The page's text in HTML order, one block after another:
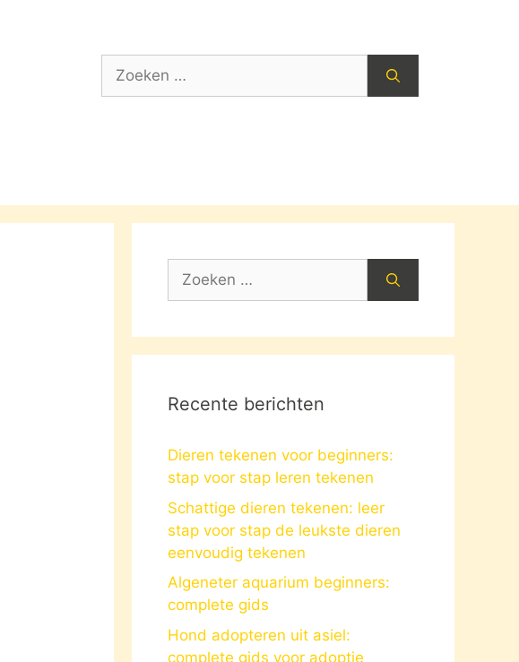
Zoek
Zoek
Recente berichten
Dieren tekenen voor beginners:
stap voor stap leren tekenen
Schattige dieren tekenen: leer
stap voor stap de leukste dieren
eenvoudig tekenen
Algeneter aquarium beginners:
complete gids
Hond adopteren uit asiel:
complete gids voor adoptie